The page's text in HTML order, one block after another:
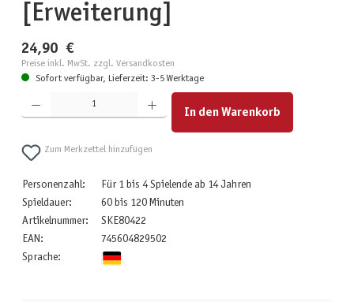
[Erweiterung]
24,90 €
Preise inkl. MwSt. zzgl. Versandkosten
Sofort verfügbar, Lieferzeit: 3-5 Werktage
Produkt Anzahl: Gib den gewünschten Wert ein oder benutze die Schaltflächen um die Anzahl zu
In den Warenkorb
Zum Merkzettel hinzufügen
Personenzahl:
Für 1 bis 4 Spielende ab 14 Jahren
Spieldauer:
60 bis 120 Minuten
Artikelnummer:
SKE80422
EAN:
745604829502
Sprache: